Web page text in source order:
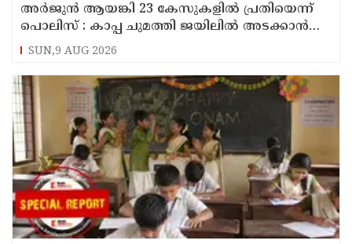
അര്‍ജുന്‍ ആയങ്കി 23 കേസുകളില്‍ പ്രതിയെന്ന്
പൊലിസ് : കാപ്പ ചുമത്തി ജയിലില്‍ അടക്കാന്‍
നീക്കം
SUN,9 AUG 2026